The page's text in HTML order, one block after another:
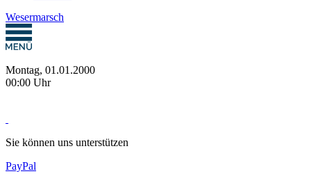
Wesermarsch
Montag, 01.01.2000
00:00 Uhr
Sie können uns unterstützen
PayPal